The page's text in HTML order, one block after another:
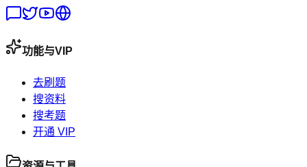
功能与VIP
去刷题
搜资料
搜考题
开通 VIP